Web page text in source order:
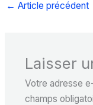
← Article précédent
Laisser
Votre adresse
champs